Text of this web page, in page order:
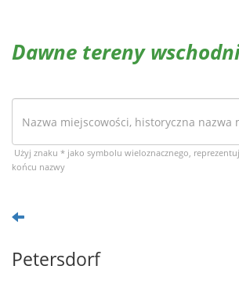
Dawne tereny
Użyj znaku * jako symbolu wieloznacznego,
końcu nazwy
Petersdorf